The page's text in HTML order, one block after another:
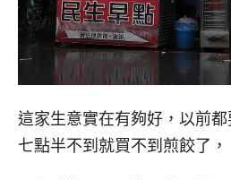
這家生意實在有夠好，以前
七點半不到就買不到煎餃了，